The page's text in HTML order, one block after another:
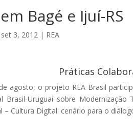
Bagé e Ijuí-RS
set 3, 2012 | REA
Práticas
agosto, o projeto REA Brasil
Brasil-Uruguai sobre
– Cultura Digital: cenário para o